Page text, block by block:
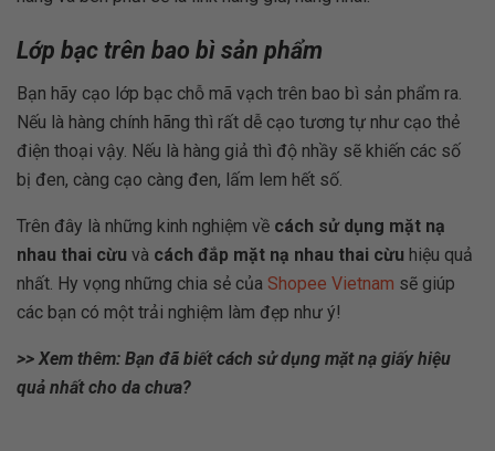
Lớp bạc trên bao bì sản phẩm
Bạn hãy cạo lớp bạc chỗ mã vạch trên bao bì sản phẩm ra.
Nếu là hàng chính hãng thì rất dễ cạo tương tự như cạo thẻ
điện thoại vậy. Nếu là hàng giả thì độ nhầy sẽ khiến các số
bị đen, càng cạo càng đen, lấm lem hết số.
Trên đây là những kinh nghiệm về cách sử dụng mặt nạ
nhau thai cừu và cách đắp mặt nạ nhau thai cừu hiệu quả
nhất. Hy vọng những chia sẻ của Shopee Vietnam sẽ giúp
các bạn có một trải nghiệm làm đẹp như ý!
>> Xem thêm: Bạn đã biết cách sử dụng mặt nạ giấy hiệu
quả nhất cho da chưa?